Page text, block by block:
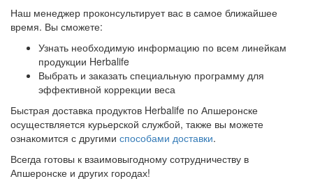
Наш менеджер проконсультирует вас в самое ближайшее
время. Вы сможете:
Узнать необходимую информацию по всем линейкам
продукции Herbalife
Выбрать и заказать специальную программу для
эффективной коррекции веса
Быстрая доставка продуктов Herbalife по Апшеронске
осуществляется курьерской службой, также вы можете
ознакомится с другими способами доставки.
Всегда готовы к взаимовыгодному сотрудничеству в
Апшеронске и других городах!